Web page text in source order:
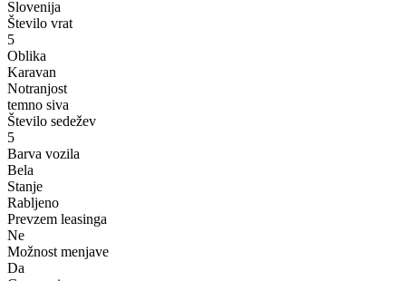
Slovenija
Število vrat
5
Oblika
Karavan
Notranjost
temno siva
Število sedežev
5
Barva vozila
Bela
Stanje
Rabljeno
Prevzem leasinga
Ne
Možnost menjave
Da